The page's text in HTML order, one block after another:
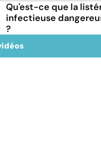
Qu'est-ce que la
infectieuse
?